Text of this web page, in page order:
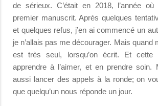
de sérieux. C’était en 2018, l’année où
premier manuscrit. Après quelques
et quelques refus, j’en ai commencé un
je n’allais pas me décourager. Mais quand
est très seul, lorsqu’on écrit. Et cette
apprendre à l’aimer, et en prendre soin.
aussi lancer des appels à la ronde; on
que quelqu’un nous réponde un jour.